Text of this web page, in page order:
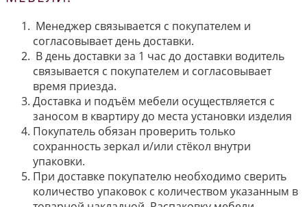
Менеджер связывается с покупателем и
согласовывает день доставки.
В день доставки за 1 час до доставки водитель
связывается с покупателем и согласовывает
время приезда.
Доставка и подъём мебели осуществляется с
заносом в квартиру до места установки изделия
Покупатель обязан проверить только
сохранность зеркал и/или стёкол внутри
упаковки.
При доставке покупателю необходимо сверить
количество упаковок с количеством указанным в